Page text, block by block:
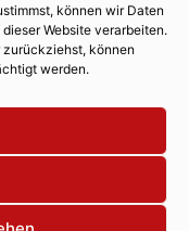
können wir Daten
Website verarbeiten.
zurückziehst, können
werden.